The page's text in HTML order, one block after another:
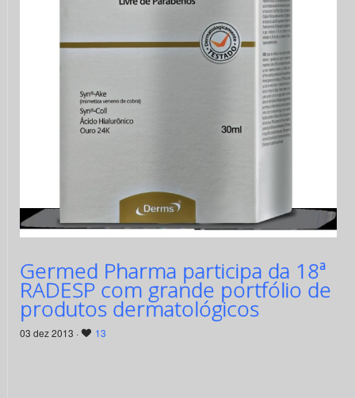
Germed Pharma participa da 18ª
RADESP com grande portfólio de
produtos dermatológicos
03 dez 2013 · 13